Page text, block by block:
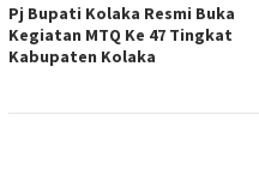
Pj Bupati Kolaka Resmi Buka
Kegiatan MTQ Ke 47 Tingkat
Kabupaten Kolaka